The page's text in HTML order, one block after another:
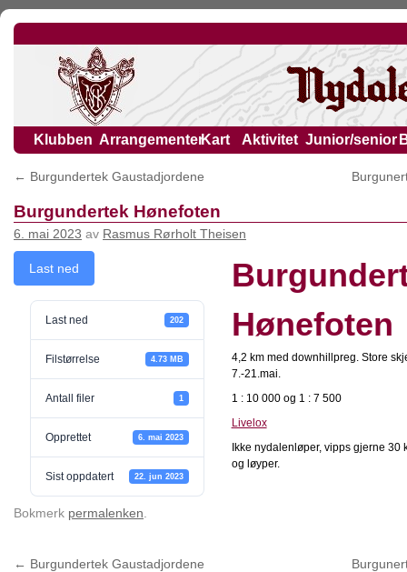
Klubben ArrangementerKart Aktivitet Junior/senior
← Burgundertek Gaustadjordene
Burgundertek Hønefoten
6. mai 2023 av Rasmus Rørholt Theisen
Last ned
Last ned 202
Filstørrelse 4.73 MB
Antall filer 1
Opprettet 6. mai 2023
Sist oppdatert 22. jun 2023
Hønefoten
4,2 km med downhillpreg. Store
7.-21.mai.
1 : 10 000 og 1 : 7 500
Livelox
Ikke nydalenløper, vipps gjerne 30
og løyper.
Bokmerk permalenken
← Burgundertek Gaustadjordene